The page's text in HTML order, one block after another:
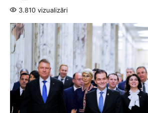
3.810 vizualizări